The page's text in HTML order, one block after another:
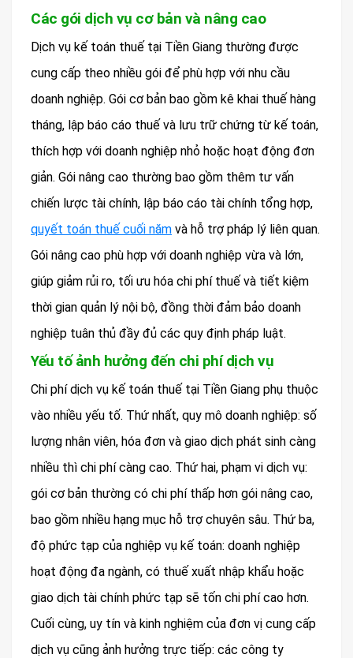
Các gói dịch vụ cơ bản và nâng cao
Dịch vụ kế toán thuế tại Tiền Giang thường được
cung cấp theo nhiều gói để phù hợp với nhu cầu
doanh nghiệp. Gói cơ bản bao gồm kê khai thuế hàng
tháng, lập báo cáo thuế và lưu trữ chứng từ kế toán,
thích hợp với doanh nghiệp nhỏ hoặc hoạt động đơn
giản. Gói nâng cao thường bao gồm thêm tư vấn
chiến lược tài chính, lập báo cáo tài chính tổng hợp,
quyết toán thuế cuối năm và hỗ trợ pháp lý liên quan.
Gói nâng cao phù hợp với doanh nghiệp vừa và lớn,
giúp giảm rủi ro, tối ưu hóa chi phí thuế và tiết kiệm
thời gian quản lý nội bộ, đồng thời đảm bảo doanh
nghiệp tuân thủ đầy đủ các quy định pháp luật.
Yếu tố ảnh hưởng đến chi phí dịch vụ
Chi phí dịch vụ kế toán thuế tại Tiền Giang phụ thuộc
vào nhiều yếu tố. Thứ nhất, quy mô doanh nghiệp: số
lượng nhân viên, hóa đơn và giao dịch phát sinh càng
nhiều thì chi phí càng cao. Thứ hai, phạm vi dịch vụ:
gói cơ bản thường có chi phí thấp hơn gói nâng cao,
bao gồm nhiều hạng mục hỗ trợ chuyên sâu. Thứ ba,
độ phức tạp của nghiệp vụ kế toán: doanh nghiệp
hoạt động đa ngành, có thuế xuất nhập khẩu hoặc
giao dịch tài chính phức tạp sẽ tốn chi phí cao hơn.
Cuối cùng, uy tín và kinh nghiệm của đơn vị cung cấp
dịch vụ cũng ảnh hưởng trực tiếp: các công ty